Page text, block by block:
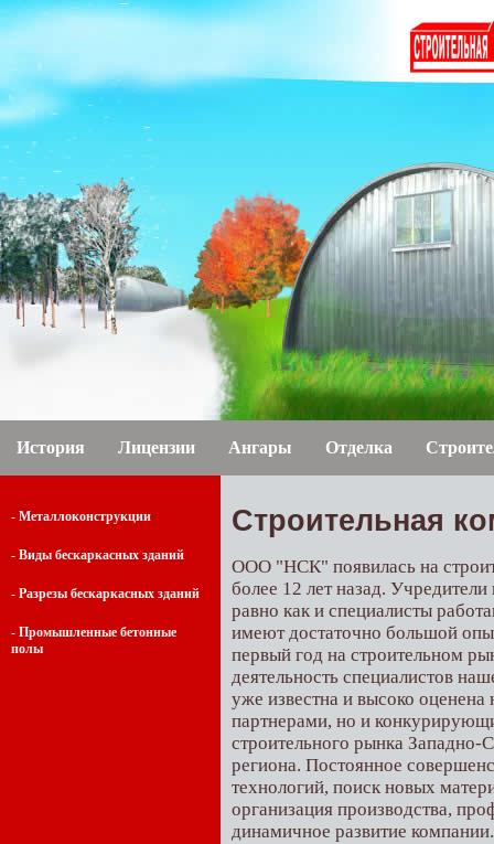
История Лицензии Ангары Отделка
- Металлоконструкции
- Виды бескаркасных зданий
- Разрезы бескаркасных зданий
- Промышленные бетонные
полы
Строительная
ООО "НСК" появилась на
более 12 лет назад.
равно как и специалисты
имеют достаточно большой
первый год на строительном
деятельность специалистов
уже известна и высоко оценена
партнерами, но и
строительного рынка Западно-
региона. Постоянное
технологий, поиск новых
организация производства,
динамичное развитие компании.